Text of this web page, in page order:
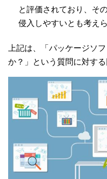
と評価されており、そ
侵入しやすいとも考え
上記は、「パッケージソ
か？」という質問に対する